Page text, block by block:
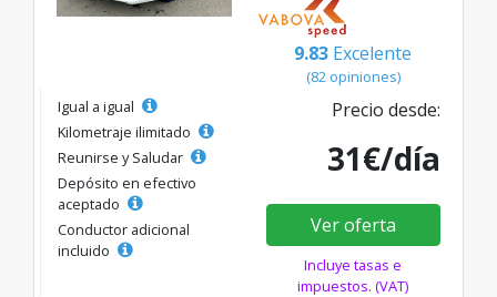
9.83 Excelente
(82 opiniones)
Igual a igual
Kilometraje ilimitado
Reunirse y Saludar
Depósito en efectivo
aceptado
Conductor adicional
incluido
Precio desde:
31€/día
Ver oferta
Incluye tasas e
impuestos. (VAT)